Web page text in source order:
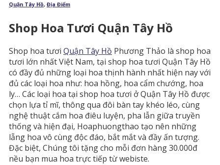
Quận Tây Hồ, Địa Điểm
Shop Hoa Tươi Quận Tây Hồ
Shop hoa tươi Quận Tây Hồ Phương Thảo là shop hoa
tươi lớn nhất Việt Nam, tại shop hoa tươi Quận Tây Hồ
có đầy đủ những loại hoa thịnh hành nhất hiện nay với
đủ các loại hoa như: hoa hồng, hoa cẩm chướng, hoa
ly… Các loại hoa tại shop hoa tươi ở Quận Tây Hồ được
chọn lựa tỉ mĩ, thông qua đôi bàn tay khéo léo, cùng
nghệ thuật cắm hoa điêu luyện, pha lẫn giữa truyền
thống và hiện đại, Hoaphuongthao tạo nên những
lẵng hoa vô cùng độc đáo, bắt mắt và đầy ấn tượng.
Đặc biệt, Chúng tôi tặng cho mỗi đơn hàng 30.000đ
nều bạn mua hoa trực tiếp từ webiste.